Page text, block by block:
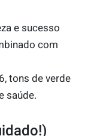
e sucesso
com
tons de verde
saúde.